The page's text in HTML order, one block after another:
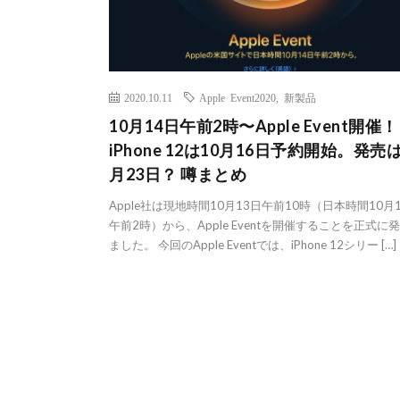
2020.10.11 Apple Event2020 新製品
10月14日午前2時〜Apple Event開催！
iPhone 12は10月16日予約開始。発売
月23日？ 噂まとめ
Apple社は現地時間10月13日午前10時（日本時間10月
午前2時）から、Apple Eventを開催することを正式に
ました。 今回のApple Eventでは、iPhone 12シリー […]